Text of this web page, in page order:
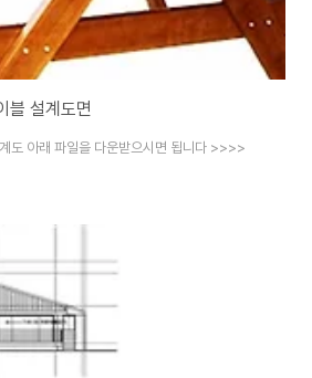
블 설계도면
도 아래 파일을 다운받으시면 됩니다 >>>>